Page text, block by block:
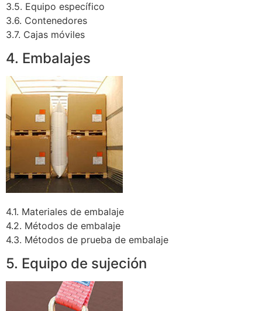
3.5. Equipo específico
3.6. Contenedores
3.7. Cajas móviles
4. Embalajes
4.1. Materiales de embalaje
4.2. Métodos de embalaje
4.3. Métodos de prueba de embalaje
5. Equipo de sujeción